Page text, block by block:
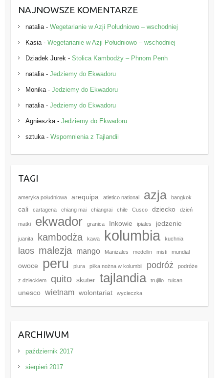
NAJNOWSZE KOMENTARZE
natalia- Wegetarianie w Azji Południowo – wschodniej
Kasia- Wegetarianie w Azji Południowo – wschodniej
Dziadek Jurek - Stolica Kambodży – Phnom Penh
natalia- Jedziemy do Ekwadoru
Monika- Jedziemy do Ekwadoru
natalia- Jedziemy do Ekwadoru
Agnieszka- Jedziemy do Ekwadoru
sztuka- Wspomnienia z Tajlandii
TAGI
ameryka południowa arequipa atletico national azja bangkok
cali cartagena chiang mai chiangrai chile Cusco dziecko dzień
matki ekwador granica Inkowie ipiales jedzenie
juanita kambodża kawa kolumbia kuchnia
laos malezja mango Manizales medellin misti mundial
owoce peru piura piłka nożna w kolumbii podróż podróże
z dzieckiem quito skuter tajlandia trujillo tulcan
unesco wietnam wolontariat wycieczka
ARCHIWUM
październik 2017
sierpień 2017